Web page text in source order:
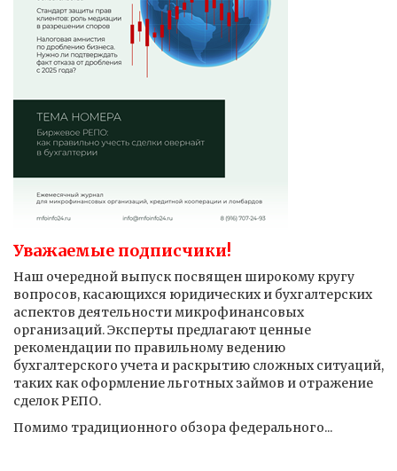
Уважаемые подписчики!
Наш очередной выпуск посвящен широкому кругу
вопросов, касающихся юридических и бухгалтерских
аспектов деятельности микрофинансовых
организаций. Эксперты предлагают ценные
рекомендации по правильному ведению
бухгалтерского учета и раскрытию сложных ситуаций,
таких как оформление льготных займов и отражение
сделок РЕПО.
Помимо традиционного обзора федерального...